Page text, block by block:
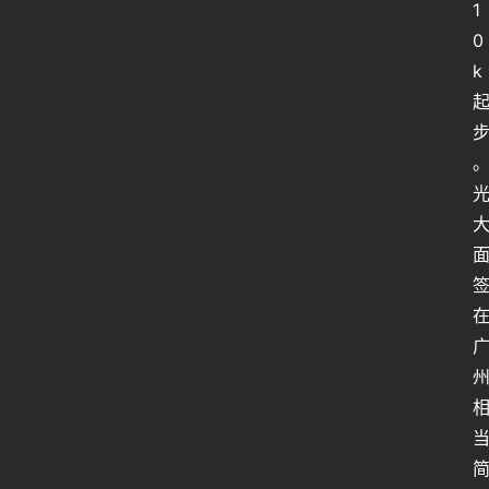
1
0
k
起
步
。
光
大
面
签
在
广
州
相
当
简